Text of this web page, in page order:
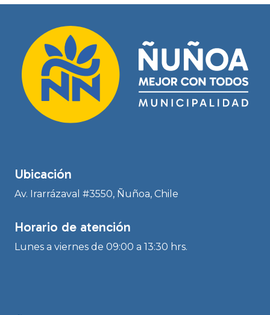
Ubicación
Av. Irarrázaval #3550, Ñuñoa, Chile
Horario de atención
Lunes a viernes de 09:00 a 13:30 hrs.